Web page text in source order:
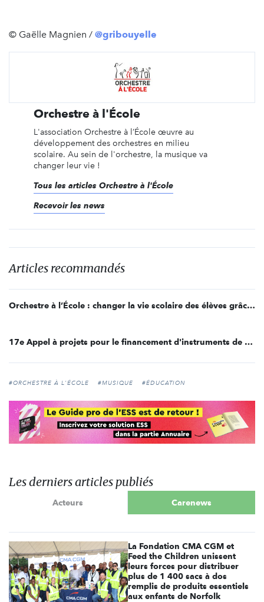
© Gaëlle Magnien / @gribouyelle
Orchestre à l'École
L'association Orchestre à l’École œuvre au
développement des orchestres en milieu
scolaire. Au sein de l'orchestre, la musique va
changer leur vie !
Tous les articles Orchestre à l'École
Recevoir les news
Articles recommandés
Orchestre à l’École : changer la vie scolaire des élèves grâce à la musique
17e Appel à projets pour le financement d'instruments de musique
#ORCHESTRE À L'ÉCOLE #MUSIQUE #ÉDUCATION
Les derniers articles publiés
Acteurs Carenews
La Fondation CMA CGM et
Feed the Children unissent
leurs forces pour distribuer
plus de 1 400 sacs à dos
remplis de produits essentiels
aux enfants de Norfolk